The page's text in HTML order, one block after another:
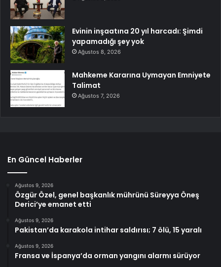
Evinin inşaatına 20 yıl harcadı: Şimdi
yapamadığı şey yok
Ağustos 8, 2026
Mahkeme Kararına Uymayan Emniyete
Talimat
Ağustos 7, 2026
En Güncel Haberler
Ağustos 9, 2026
Özgür Özel, genel başkanlık mührünü Süreyya Öneş
Derici’ye emanet etti
Ağustos 9, 2026
Pakistan’da karakola intihar saldırısı; 7 ölü, 15 yaralı
Ağustos 9, 2026
Fransa ve İspanya’da orman yangını alarmı sürüyor